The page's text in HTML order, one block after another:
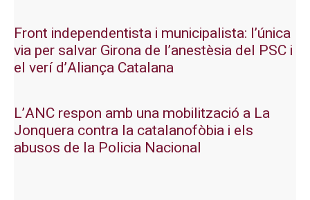
Front independentista i municipalista: l’única
via per salvar Girona de l’anestèsia del PSC i
el verí d’Aliança Catalana
L’ANC respon amb una mobilització a La
Jonquera contra la catalanofòbia i els
abusos de la Policia Nacional